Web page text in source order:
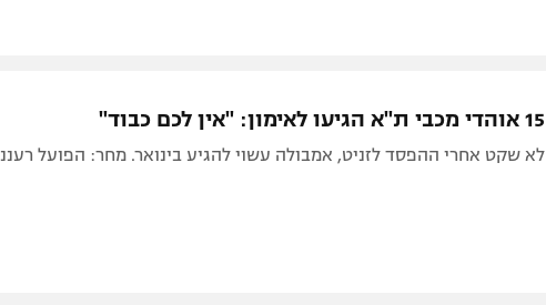
15 אוהדי מכבי ת"א הגיעו לאימון: "אין לכם כבוד"
לא שקט אחרי ההפסד לזניט, אמבולה עשוי להגיע בינואר. מחר: הפועל